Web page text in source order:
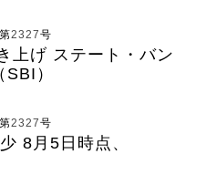
第2327号
上げ ステート・バン
）
第2327号
8月5日時点、